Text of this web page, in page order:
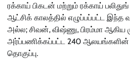
ரக்காய் பிகடன் மற்றும் ரக்காய்
ஆட்சிக் காலத்தில் எழுப்பப்பட்ட
அல்ல; சிவன், விஷ்ணு, பிரம்மா ஆகிய
அர்ப்பணிக்கப்பட்ட 240 ஆலயங்களின்
தொகுப்பு.